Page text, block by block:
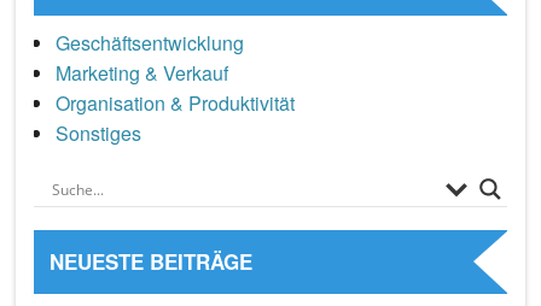
Geschäftsentwicklung
Marketing & Verkauf
Organisation & Produktivität
Sonstiges
NEUESTE BEITRÄGE